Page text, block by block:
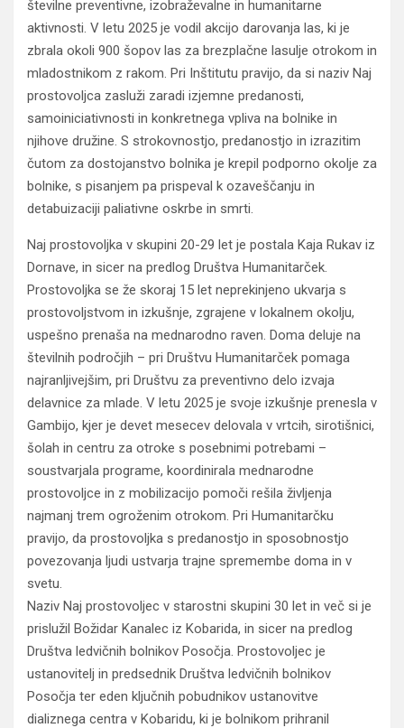
številne preventivne, izobraževalne in humanitarne
aktivnosti. V letu 2025 je vodil akcijo darovanja las, ki je
zbrala okoli 900 šopov las za brezplačne lasulje otrokom in
mladostnikom z rakom. Pri Inštitutu pravijo, da si naziv Naj
prostovoljca zasluži zaradi izjemne predanosti,
samoiniciativnosti in konkretnega vpliva na bolnike in
njihove družine. S strokovnostjo, predanostjo in izrazitim
čutom za dostojanstvo bolnika je krepil podporno okolje za
bolnike, s pisanjem pa prispeval k ozaveščanju in
detabuizaciji paliativne oskrbe in smrti.
Naj prostovoljka v skupini 20-29 let je postala Kaja Rukav iz
Dornave, in sicer na predlog Društva Humanitarček.
Prostovoljka se že skoraj 15 let neprekinjeno ukvarja s
prostovoljstvom in izkušnje, zgrajene v lokalnem okolju,
uspešno prenaša na mednarodno raven. Doma deluje na
številnih področjih – pri Društvu Humanitarček pomaga
najranljivejšim, pri Društvu za preventivno delo izvaja
delavnice za mlade. V letu 2025 je svoje izkušnje prenesla v
Gambijo, kjer je devet mesecev delovala v vrtcih, sirotišnici,
šolah in centru za otroke s posebnimi potrebami –
soustvarjala programe, koordinirala mednarodne
prostovoljce in z mobilizacijo pomoči rešila življenja
najmanj trem ogroženim otrokom. Pri Humanitarčku
pravijo, da prostovoljka s predanostjo in sposobnostjo
povezovanja ljudi ustvarja trajne spremembe doma in v
svetu.
Naziv Naj prostovoljec v starostni skupini 30 let in več si je
prislužil Božidar Kanalec iz Kobarida, in sicer na predlog
Društva ledvičnih bolnikov Posočja. Prostovoljec je
ustanovitelj in predsednik Društva ledvičnih bolnikov
Posočja ter eden ključnih pobudnikov ustanovitve
dializnega centra v Kobaridu, ki je bolnikom prihranil